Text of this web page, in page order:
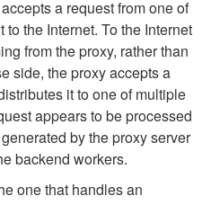
a request from one of
the Internet. To the Internet
from the proxy, rather than
side, the proxy accepts a
it to one of multiple
appears to be processed
by the proxy server
backend workers.
one that handles an